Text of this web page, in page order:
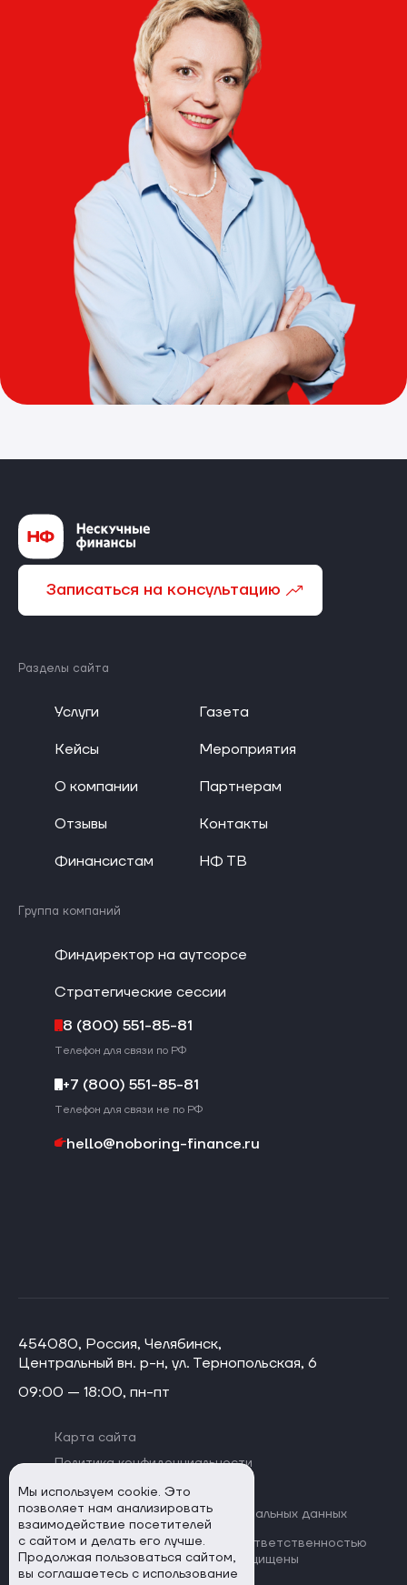
Записаться на консультацию
Разделы сайта
Услуги
Кейсы
О компании
Отзывы
Финансистам
Газета
Мероприятия
Партнерам
Контакты
НФ ТВ
Группа компаний
Финдиректор на аутсорсе
Стратегические сессии
8 (800) 551-85-81
Телефон для связи по РФ
+7 (800) 551-85-81
Телефон для связи не по РФ
hello@noboring-finance.ru
454080, Россия, Челябинск,
Центральный вн. р-н, ул. Тернопольская, 6
09:00 — 18:00, пн-пт
Карта сайта
Политика конфиденциальности
Договор оферты
Согласие на обработку персональных данных
© 2026 Общество с ограниченной ответственностью
«Нескучные финансы» Все права защищены
Мы используем cookie. Это
позволяет нам анализировать
взаимодействие посетителей
с сайтом и делать его лучше.
Продолжая пользоваться сайтом,
вы соглашаетесь с использование